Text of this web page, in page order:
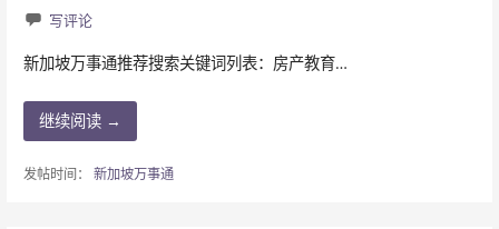
写评论
新加坡万事通推荐搜索关键词列表：房产教育…
继续阅读 →
发帖时间： 新加坡万事通